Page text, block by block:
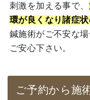
刺激を加える事で、
環が良くなり諸症
鍼施術がご不安な
ご安心下さい。
ご予約から施